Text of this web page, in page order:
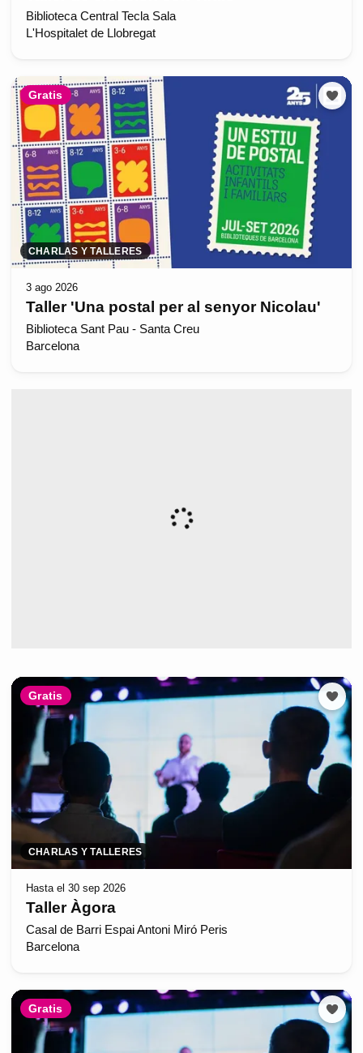
Biblioteca Central Tecla Sala
L'Hospitalet de Llobregat
Gratis
CHARLAS Y TALLERES
3 ago 2026
Taller 'Una postal per al senyor Nicolau'
Biblioteca Sant Pau - Santa Creu
Barcelona
Gratis
CHARLAS Y TALLERES
Hasta el 30 sep 2026
Taller Àgora
Casal de Barri Espai Antoni Miró Peris
Barcelona
Gratis